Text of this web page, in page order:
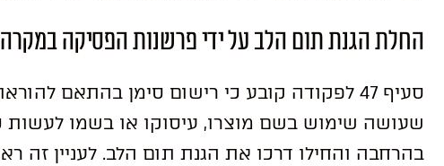
החלת הגנת תום הלב על ידי פרשנות הפסיקה
סעיף 47 לפקודה קובע כי רישום סימן בהתאם
שעושה שימוש בשם מוצרו, עיסוקו או בשמו לעשות
בהרחבה והחילו דרכו את הגנת תום הלב. לעניין זה